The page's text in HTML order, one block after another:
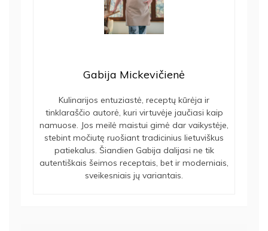
Gabija Mickevičienė
Kulinarijos entuziastė, receptų kūrėja ir
tinklaraščio autorė, kuri virtuvėje jaučiasi kaip
namuose. Jos meilė maistui gimė dar vaikystėje,
stebint močiutę ruošiant tradicinius lietuviškus
patiekalus. Šiandien Gabija dalijasi ne tik
autentiškais šeimos receptais, bet ir moderniais,
sveikesniais jų variantais.